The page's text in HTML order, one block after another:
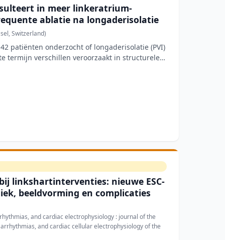
in meer linkeratrium-
ablatie na longaderisolatie
Switzerland)
patiënten onderzocht of longaderisolatie (PVI)
termijn verschillen veroorzaakt in structurele
linkshartinterventies: nieuwe ESC-
beeldvorming en complicaties
and cardiac electrophysiology : journal of the
and cardiac cellular electrophysiology of the